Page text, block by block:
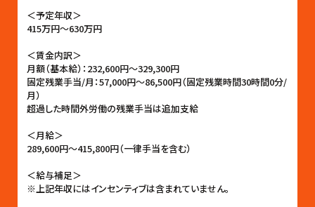
＜予定年収＞
415万円〜630万円
＜賃金内訳＞
月額（基本給）：232,600円〜329,300円
固定残業手当/月：57,000円〜86,500円（固定残業時間30時間0分/
月）
超過した時間外労働の残業手当は追加支給
＜月給＞
289,600円〜415,800円（一律手当を含む）
＜給与補足＞
※上記年収にはインセンティブは含まれていません。